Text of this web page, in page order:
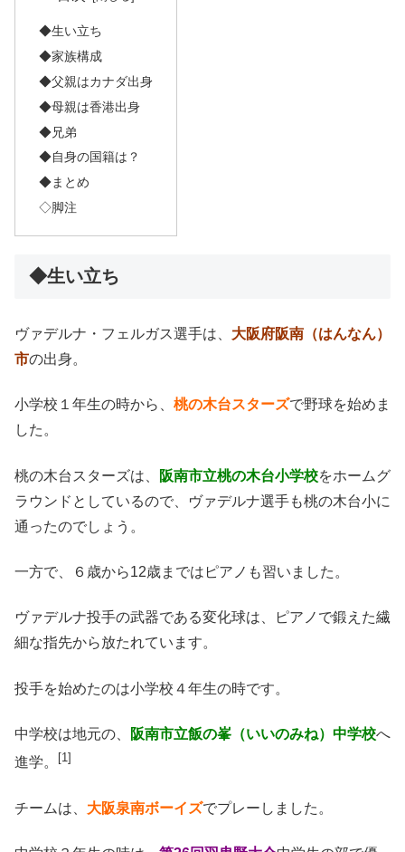
◆生い立ち
◆家族構成
◆父親はカナダ出身
◆母親は香港出身
◆兄弟
◆自身の国籍は？
◆まとめ
◇脚注
◆生い立ち
ヴァデルナ・フェルガス選手は、 大阪府阪南（はんなん）
市の出身。
小学校１年生の時から、 桃の木台スターズで野球を始めま
した。
桃の木台スターズは、 阪南市立桃の木台小学校をホームグ
ラウンドとしているので、ヴァデルナ選手も桃の木台小に
通ったのでしょう。
一方で、６歳から12歳まではピアノも習いました。
ヴァデルナ投手の武器である変化球は、ピアノで鍛えた繊
細な指先から放たれています。
投手を始めたのは小学校４年生の時です。
中学校は地元の、 阪南市立飯の峯（いいのみね）中学校へ
進学。
[1]
チームは、 大阪泉南ボーイズでプレーしました。